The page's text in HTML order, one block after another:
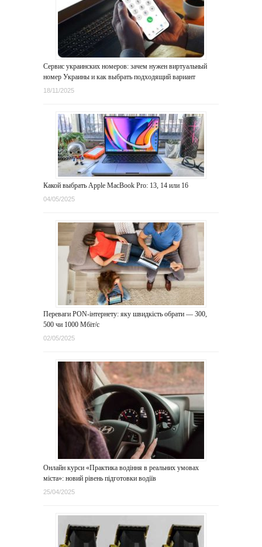
Сервис украинских номеров: зачем нужен виртуальный
номер Украины и как выбрать подходящий вариант
18/11/2025
Какой выбрать Apple MacBook Pro: 13, 14 или 16
04/05/2025
Переваги PON-інтернету: яку швидкість обрати — 300,
500 чи 1000 Мбіт/с
02/05/2025
Онлайн курси «Практика водіння в реальних умовах
міста»: новий рівень підготовки водіїв
25/04/2025